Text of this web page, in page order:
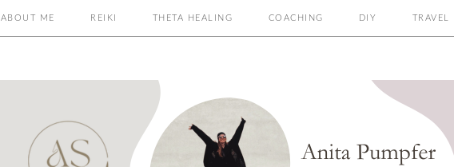
ABOUT ME REIKI THETA HEALING COACHING DIY TRAVEL